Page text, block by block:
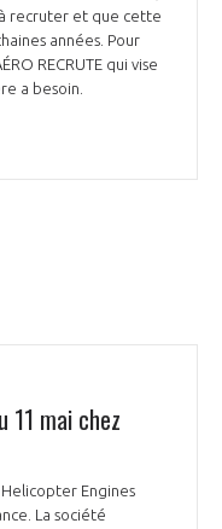
recruter et que cette
années. Pour
RECRUTE qui vise
a besoin.
11 mai chez
Engines
La société